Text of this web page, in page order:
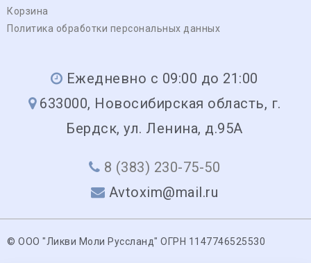
Корзина
Политика обработки персональных данных
Ежедневно с 09:00 до 21:00
633000, Новосибирская область, г.
Бердск, ул. Ленина, д.95А
8 (383) 230-75-50
Avtoxim@mail.ru
© ООО "Ликви Моли Руссланд" ОГРН 1147746525530